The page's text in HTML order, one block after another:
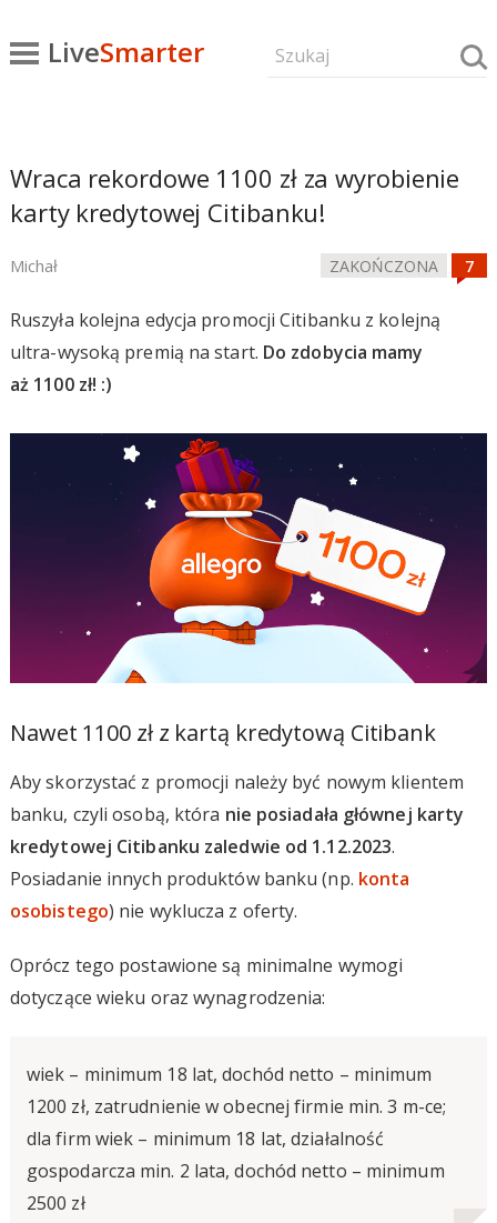
LiveSmarter
Wraca rekordowe 1100 zł za wyrobienie
karty kredytowej Citibanku!
Michał ZAKOŃCZONA
Ruszyła kolejna edycja promocji Citibanku z kolejną
ultra-wysoką premią na start. Do zdobycia mamy
aż 1100 zł! :)
Nawet 1100 zł z kartą kredytową Citibank
Aby skorzystać z promocji należy być nowym klientem
banku, czyli osobą, która nie posiadała głównej karty
kredytowej Citibanku zaledwie od 1.12.2023.
Posiadanie innych produktów banku (np. konta
osobistego) nie wyklucza z oferty.
Oprócz tego postawione są minimalne wymogi
dotyczące wieku oraz wynagrodzenia:
wiek – minimum 18 lat, dochód netto – minimum
1200 zł, zatrudnienie w obecnej firmie min. 3 m-ce;
dla firm wiek – minimum 18 lat, działalność
gospodarcza min. 2 lata, dochód netto – minimum
2500 zł